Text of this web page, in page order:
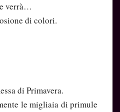
verrà…
di colori.
di Primavera.
le migliaia di primule